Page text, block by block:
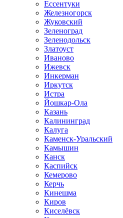
Ессентуки
Железногорск
Жуковский
Зеленоград
Зеленодольск
Златоуст
Иваново
Ижевск
Инкерман
Иркутск
Истра
Йошкар-Ола
Казань
Калининград
Калуга
Каменск-Уральский
Камышин
Канск
Каспийск
Кемерово
Керчь
Кинешма
Киров
Киселёвск